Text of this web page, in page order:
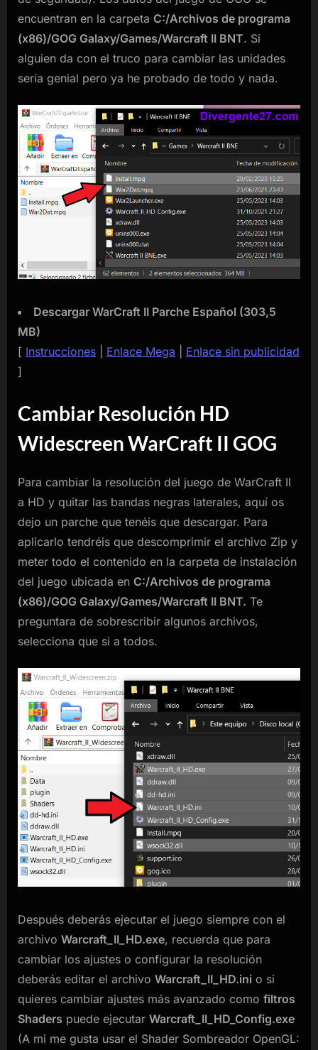
encuentran en la carpeta C:/Archivos de programa
(x86)/GOG Galaxy/Games/Warcraft II BNT. Si
alguien da con el truco para cambiar las unidades
sería genial pero ya he probado de todo y nada.
Descargar WarCraft II Parche Español (303,5
MB)
[ Instrucciones Enlace Mega
Enlace sin publicidad
]
Cambiar Resolución HD
Widescreen WarCraft II GOG
Para cambiar la resolución del juego de WarCraft II
a HD y quitar las bandas negras laterales, aquí os
dejo un parche que tenéis que descargar. Para
aplicarlo tendréis que descomprimir el archivo Zip y
meter todo el contenido en la carpeta de instalación
del juego ubicada en C:/Archivos de programa
(x86)/GOG Galaxy/Games/Warcraft II BNT. Te
preguntara de sobrescribir algunos archivos,
selecciona que si a todos.
Después deberás ejecutar el juego siempre con el
archivo Warcraft_II_HD.exe, recuerda que para
cambiar los ajustes o configurar la resolución
deberás editar el archivo Warcraft_II_HD.ini o si
quieres cambiar ajustes más avanzado como filtros
Shaders puede ejecutar Warcraft_II_HD_Config.exe
(A mi me gusta usar el Shader Sombreador OpenGL: